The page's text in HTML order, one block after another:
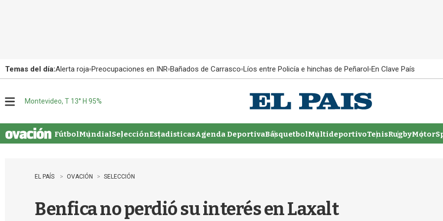
Temas del día:Alerta roja Preocupaciones en INR Bañados de Carrasco Líos entre Policía e hinchas de Peñarol En Clave País
u
Montevideo, T 13° H 95%
FútbolMundialSelecciónEstadisticasAgenda DeportivaBásquetbolMultideportivoTenisRugby
EL PAÍS OVACIÓN SELECCIÓN
Benfica no perdió su interés en Laxalt